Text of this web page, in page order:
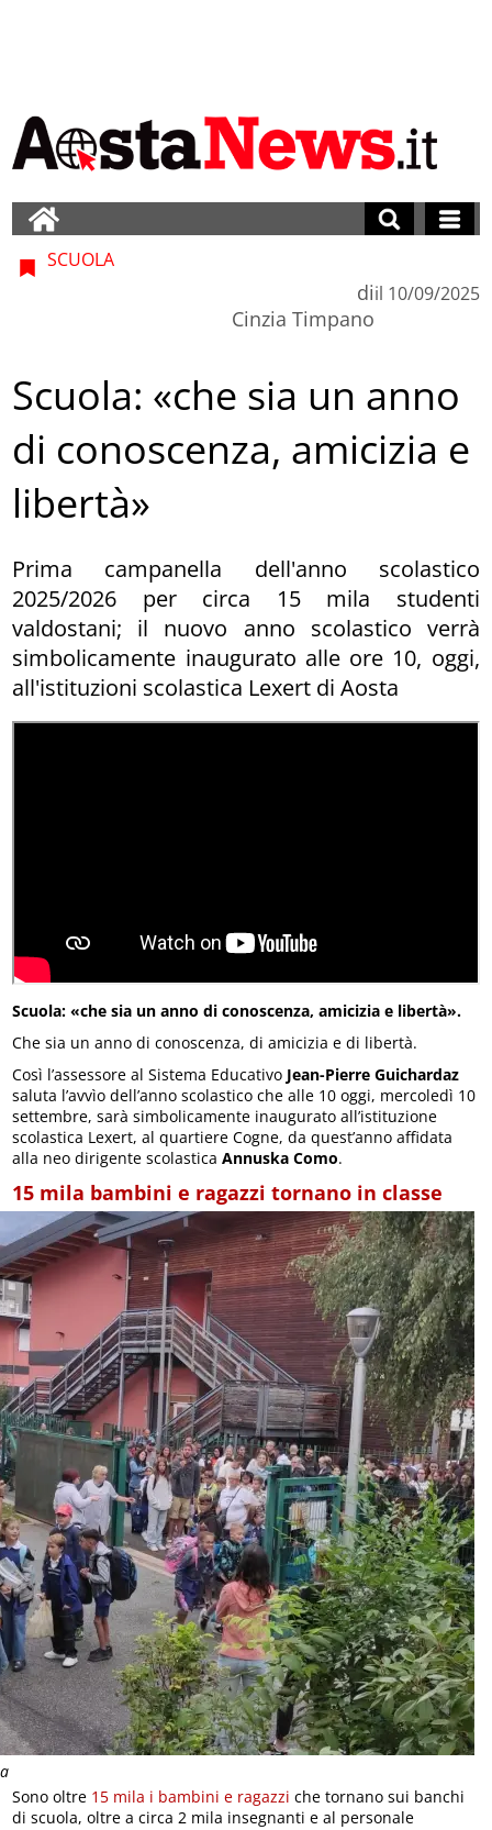
SCUOLA
di
Cinzia Timpano
il 10/09/2025
Scuola: «che sia un anno
di conoscenza, amicizia e
libertà»
Prima campanella dell'anno scolastico
2025/2026 per circa 15 mila studenti
valdostani; il nuovo anno scolastico verrà
simbolicamente inaugurato alle ore 10, oggi,
all'istituzioni scolastica Lexert di Aosta
Scuola: «che sia un anno di conoscenza, amicizia e libertà».
Che sia un anno di conoscenza, di amicizia e di libertà.
Così l’assessore al Sistema Educativo Jean-Pierre Guichardaz
saluta l’avvìo dell’anno scolastico che alle 10 oggi, mercoledì 10
settembre, sarà simbolicamente inaugurato all’istituzione
scolastica Lexert, al quartiere Cogne, da quest’anno affidata
alla neo dirigente scolasticaAnnuska Como.
15 mila bambini e ragazzi tornano in classe
Sono oltre 15 mila i bambini e ragazzi che tornano sui banchi
di scuola, oltre a circa 2 mila insegnanti e al personale